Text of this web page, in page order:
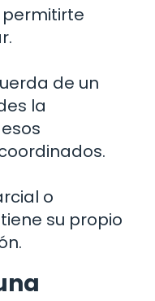
permitirte
de un
la
o
su propio